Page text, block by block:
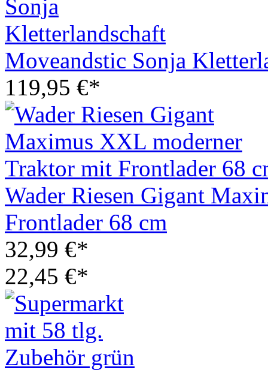
Moveandstic Sonja
119,95 €*
Wader Riesen Gigant
Frontlader 68 cm
32,99 €*
22,45 €*